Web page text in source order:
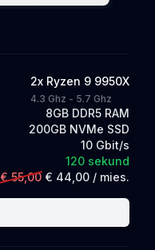
2x Ryzen 9 9950X
4.3 Ghz - 5.7 Ghz
8GB DDR5 RAM
200GB NVMe SSD
10 Gbit/s
120 sekund
€ 55,00€ 44,00 / mies.